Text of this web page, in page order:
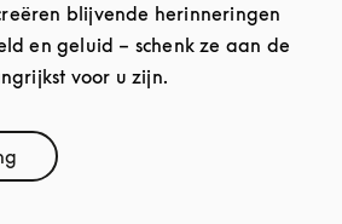
blijvende herinneringen
en geluid – schenk ze aan de
voor u zijn.
in New Tab